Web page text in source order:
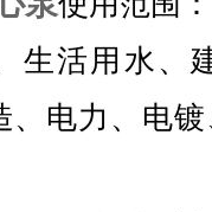
生活用水、
、电力、电